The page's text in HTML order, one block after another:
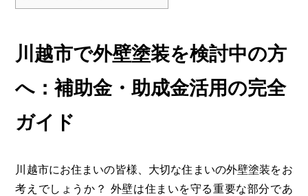
川越市で外壁塗装を検討中の方
へ：補助金・助成金活用の完全
ガイド
川越市にお住まいの皆様、大切な住まいの外壁塗装をお
考えでしょうか？ 外壁は住まいを守る重要な部分であ